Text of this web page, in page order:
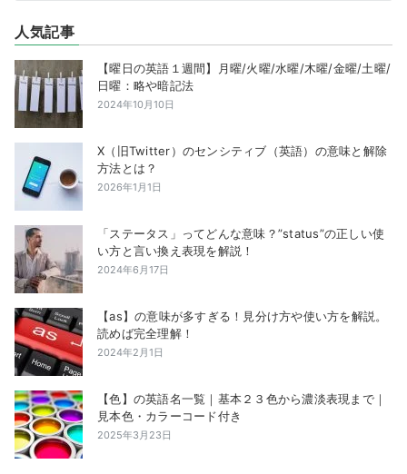
人気記事
【曜日の英語１週間】月曜/火曜/水曜/木曜/金曜/土曜/
日曜：略や暗記法
2024年10月10日
X（旧Twitter）のセンシティブ（英語）の意味と解除
方法とは？
2026年1月1日
「ステータス」ってどんな意味？”status”の正しい使
い方と言い換え表現を解説！
2024年6月17日
【as】の意味が多すぎる！見分け方や使い方を解説。
読めば完全理解！
2024年2月1日
【色】の英語名一覧｜基本２３色から濃淡表現まで｜
見本色・カラーコード付き
2025年3月23日